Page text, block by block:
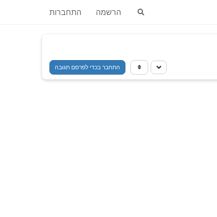
הרשמה התחברות
התחבר בכדי לפרסם תגובה